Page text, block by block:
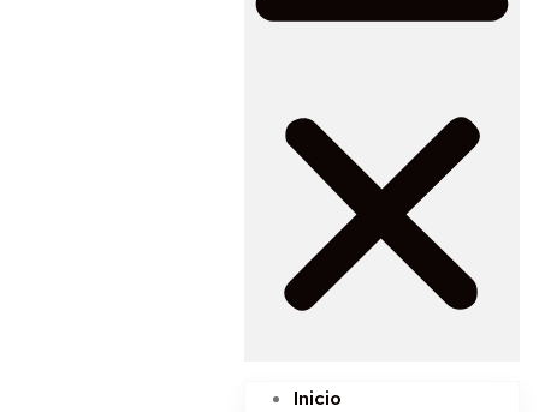
Inicio